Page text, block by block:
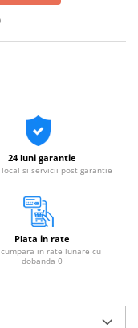
24 luni garantie
local si servicii post garantie
Plata in rate
in rate lunare cu
dobanda 0